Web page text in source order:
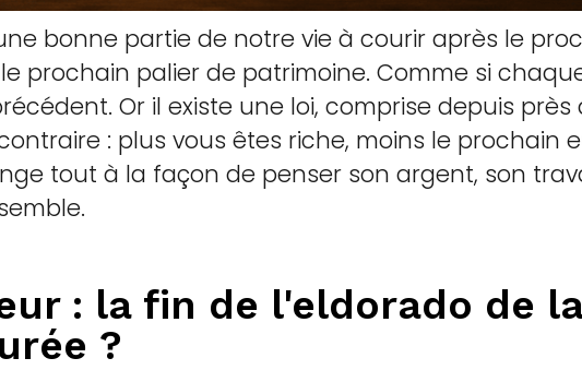
bonne partie de notre vie à courir après le
prochain palier de patrimoine. Comme si
Or il existe une loi, comprise depuis près
: plus vous êtes riche, moins le prochain
tout à la façon de penser son argent, son
: la fin de l'eldorado de
?